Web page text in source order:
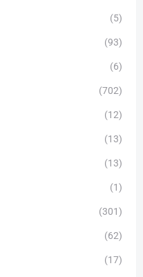
(5)
(93)
(6)
(702)
(12)
(13)
(13)
(1)
(301)
(62)
(17)